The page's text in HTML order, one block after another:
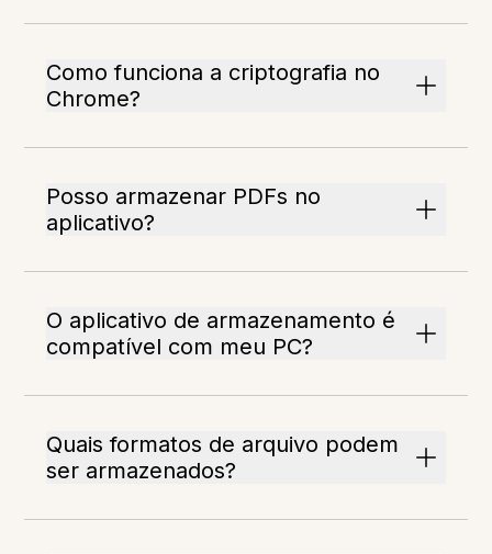
Como funciona a criptografia no
Chrome?
Posso armazenar PDFs no
aplicativo?
O aplicativo de armazenamento é
compatível com meu PC?
Quais formatos de arquivo podem
ser armazenados?